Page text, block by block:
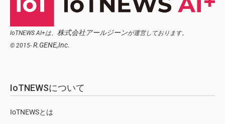
IoTNEWS AI+は、 株式会社アールジーンが運営しております。
© 2015- R.GENE,Inc.
IoTNEWSについて
IoTNEWSとは